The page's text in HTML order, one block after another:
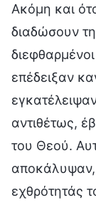
Ακόμη και
διαδώσουν
επέδειξαν
αντιθέτως,
του Θεού.
αποκάλυψαν,
εχθρότητάς